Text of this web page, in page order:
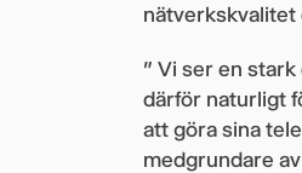
nätverkskvalitet
” Vi ser en
därför naturligt
att göra sina
medgrundare